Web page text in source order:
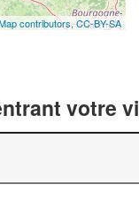
contributors,CC-BY-SA
votre